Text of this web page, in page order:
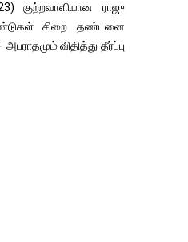
குற்றவாளியான ராஜு
சிறை தண்டனை
விதித்து தீர்ப்பு